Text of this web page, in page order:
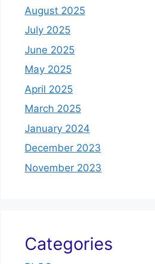
August 2025
July 2025
June 2025
May 2025
April 2025
March 2025
January 2024
December 2023
November 2023
Categories